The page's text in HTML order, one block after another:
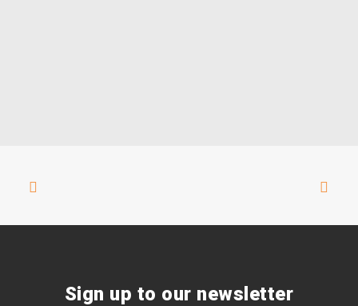
Sign up to our newsletter